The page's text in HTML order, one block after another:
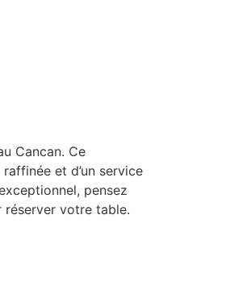
Cancan. Ce
et d’un service
pensez
réserver votre table.